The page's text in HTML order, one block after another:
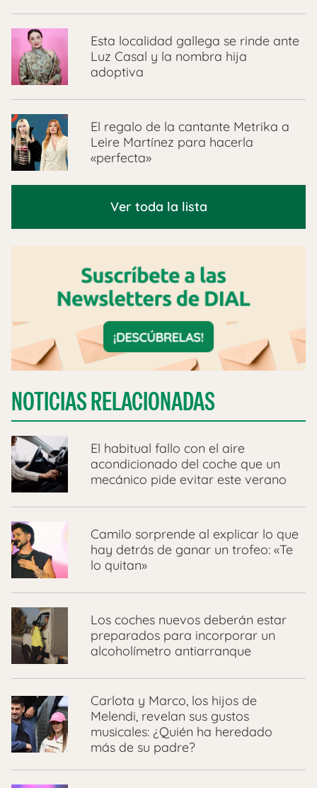
Esta localidad gallega se rinde ante
Luz Casal y la nombra hija
adoptiva
El regalo de la cantante Metrika a
Leire Martínez para hacerla
«perfecta»
Ver toda la lista
NOTICIAS RELACIONADAS
El habitual fallo con el aire
acondicionado del coche que un
mecánico pide evitar este verano
Camilo sorprende al explicar lo que
hay detrás de ganar un trofeo: «Te
lo quitan»
Los coches nuevos deberán estar
preparados para incorporar un
alcoholímetro antiarranque
Carlota y Marco, los hijos de
Melendi, revelan sus gustos
musicales: ¿Quién ha heredado
más de su padre?